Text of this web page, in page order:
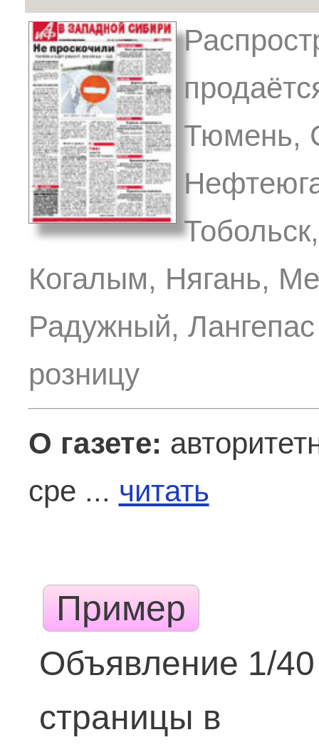
Тюмень,
Когалым, Нягань,
Радужный,
розницу
О газете:
сре ... читать
Пример
Объявление 1/40
страницы в